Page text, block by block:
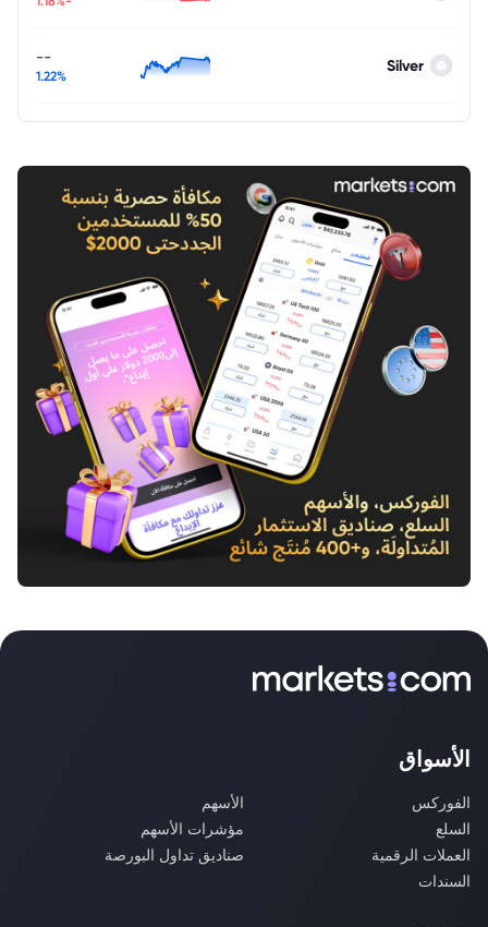
Silver
--
1.22%
الأسواق
الفوركس
الأسهم
السلع
مؤشرات الأسهم
العملات الرقمية
صناديق تداول البورصة
السندات